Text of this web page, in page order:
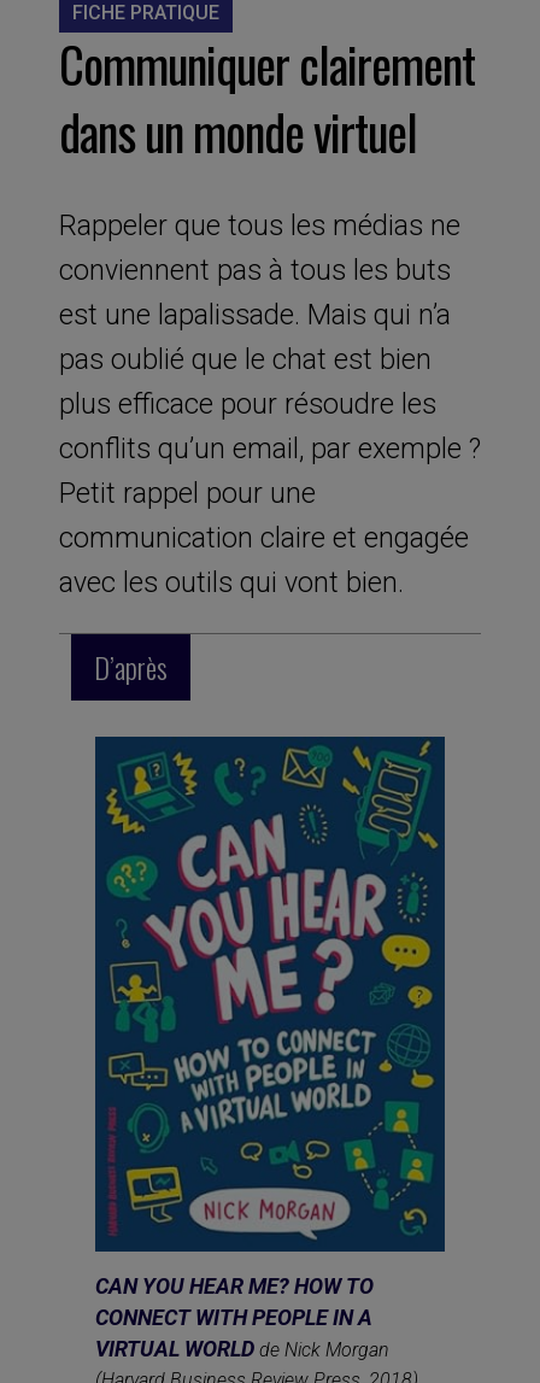
FICHE PRATIQUE
Communiquer clairement
dans un monde virtuel
Rappeler que tous les médias ne
conviennent pas à tous les buts
est une lapalissade. Mais qui n’a
pas oublié que le chat est bien
plus efficace pour résoudre les
conflits qu’un email, par exemple ?
Petit rappel pour une
communication claire et engagée
avec les outils qui vont bien.
D’après
CAN YOU HEAR ME? HOW TO
CONNECT WITH PEOPLE IN A
VIRTUAL WORLD de Nick Morgan